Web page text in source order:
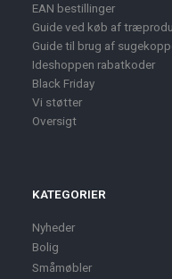
EAN bestillinger
Guide ved køb af
Guide til brug af
Ideshoppen rabatkoder
Black Friday
Vi støtter
Oversigt
KATEGORIER
Nyheder
Bolig
Småmøbler